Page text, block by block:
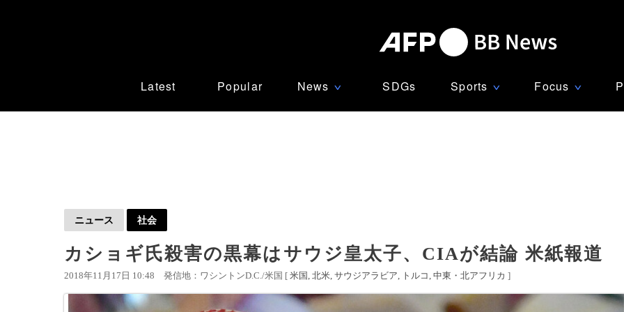
Latest Popular News ∨ SDGs Sports ∨ Focus ∨
ニュース 社会
カショギ氏殺害の黒幕はサウジ皇太子、CIAが結論 米紙報道
2018年11月17日 10:48 発信地：ワシントンD.C./米国 [ 米国 北米 サウジアラビア トルコ 中東・北アフリカ ]